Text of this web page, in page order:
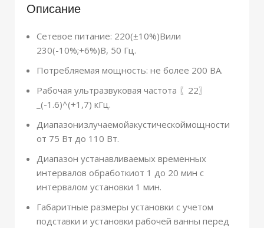
Описание
Сетевое питание: 220(±10%)Вили
230(-10%;+6%)В, 50 Гц.
Потребляемая мощность: не более 200 ВА.
Рабочая ультразвуковая частота 〖22〗
_(-1.6)^(+1,7) кГц.
Диапазонизлучаемойакустическоймощности
от 75 Вт до 110 Вт.
Диапазон устанавливаемых временных
интервалов обработкиот 1 до 20 мин с
интервалом установки 1 мин.
Габаритные размеры установки с учетом
подставки и установки рабочей ванны перед